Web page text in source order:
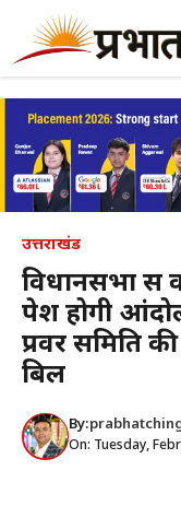
content
उत्तराखंड
विधानसभा
पेश होगी
प्रवर समिति
बिल
By:
On: Tuesday,